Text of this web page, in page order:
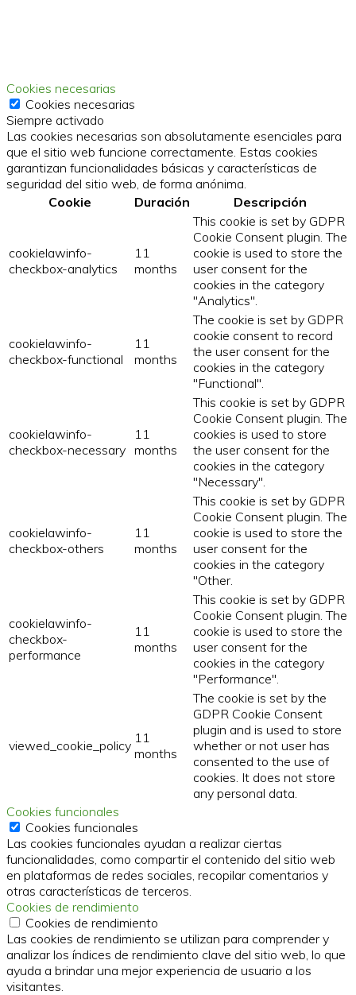
Cookies necesarias
Cookies necesarias
Siempre activado
Las cookies necesarias son absolutamente esenciales para
que el sitio web funcione correctamente. Estas cookies
garantizan funcionalidades básicas y características de
seguridad del sitio web, de forma anónima.
Cookie
Duración Descripción
cookielawinfo-
checkbox-analytics
11
months
This cookie is set by GDPR
Cookie Consent plugin. The
cookie is used to store the
user consent for the
cookies in the category
"Analytics".
cookielawinfo-
checkbox-functional
11
months
The cookie is set by GDPR
cookie consent to record
the user consent for the
cookies in the category
"Functional".
cookielawinfo-
checkbox-necessary
11
months
This cookie is set by GDPR
Cookie Consent plugin. The
cookies is used to store
the user consent for the
cookies in the category
"Necessary".
cookielawinfo-
checkbox-others
11
months
This cookie is set by GDPR
Cookie Consent plugin. The
cookie is used to store the
user consent for the
cookies in the category
"Other.
cookielawinfo-
checkbox-
performance
11
months
This cookie is set by GDPR
Cookie Consent plugin. The
cookie is used to store the
user consent for the
cookies in the category
"Performance".
viewed_cookie_policy 11
months
The cookie is set by the
GDPR Cookie Consent
plugin and is used to store
whether or not user has
consented to the use of
cookies. It does not store
any personal data.
Cookies funcionales
Cookies funcionales
Las cookies funcionales ayudan a realizar ciertas
funcionalidades, como compartir el contenido del sitio web
en plataformas de redes sociales, recopilar comentarios y
otras características de terceros.
Cookies de rendimiento
Cookies de rendimiento
Las cookies de rendimiento se utilizan para comprender y
analizar los índices de rendimiento clave del sitio web, lo que
ayuda a brindar una mejor experiencia de usuario a los
visitantes.